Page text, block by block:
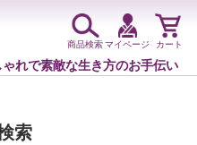
ゃれで素敵な生き方のお手伝い
商品検索マイページ カート
索